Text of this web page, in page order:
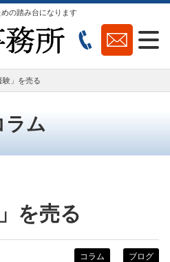
の踏み台になります
験」を売る
ラム
を売る
コラム
ブログ